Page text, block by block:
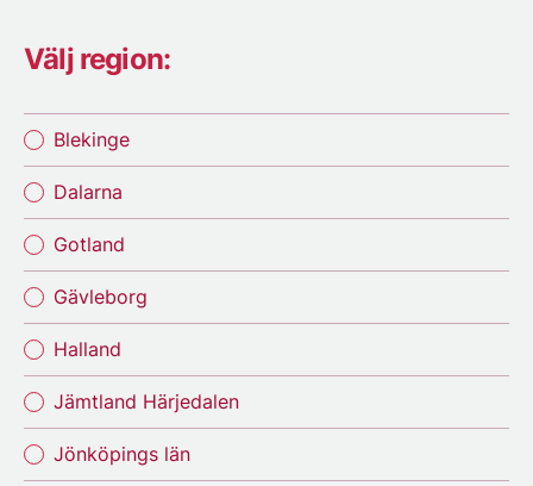
Välj region:
Blekinge
Dalarna
Gotland
Gävleborg
Halland
Jämtland Härjedalen
Jönköpings län